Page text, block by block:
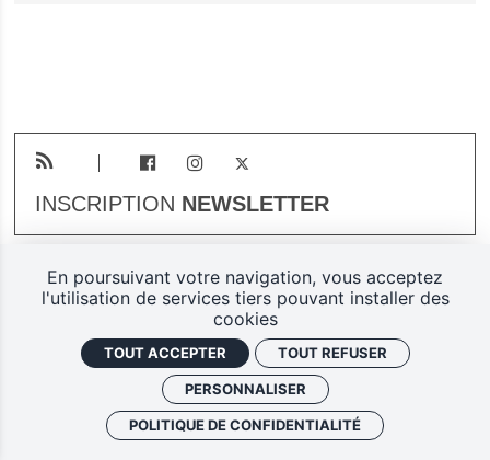
INSCRIPTION NEWSLETTER
Plan du site
Mentions légales
Politique de confidentialité
Ferarock.org, une réalisation
En poursuivant votre navigation, vous acceptez
l'utilisation de services tiers pouvant installer des
cookies
TOUT ACCEPTER TOUT REFUSER
PERSONNALISER
POLITIQUE DE CONFIDENTIALITÉ